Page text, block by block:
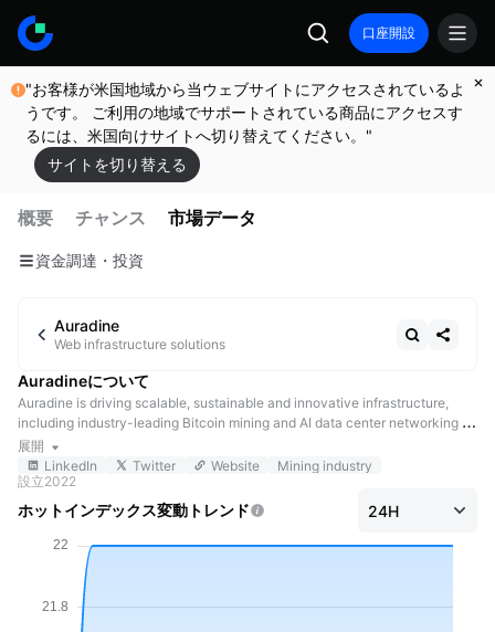
口座開設
"お客様が米国地域から当ウェブサイトにアクセスされているよ
うです。 ご利用の地域でサポートされている商品にアクセスす
るには、米国向けサイトへ切り替えてください。"
サイトを切り替える
概要 チャンス 市場データ
資金調達・投資
Auradine
Web infrastructure solutions
Auradineについて
Auradine is driving scalable, sustainable and innovative infrastructure,
including industry-leading Bitcoin mining and AI data center networking
solutions. Teraflux™ product range of Bitcoin miners powered by the world’s
most advanced silicon chip technology for Bitcoin mining includes air-
cooled, immersion-cooled, and hydro-cooled miners.
展開
LinkedIn
Twitter Website
Mining industry
設立2022
ホットインデックス変動トレンド